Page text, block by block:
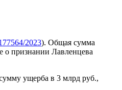
2023). Общая сумма
о признании Лавленцева
ущерба в 3 млрд руб.,